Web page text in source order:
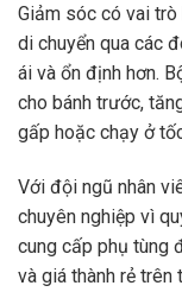
Giảm sóc có vai
di chuyển qua các
ái và ổn định hơn.
cho bánh trước,
gấp hoặc chạy ở
Với đội ngũ nhân
chuyên nghiệp vì
cung cấp phụ tùng
và giá thành rẻ trên